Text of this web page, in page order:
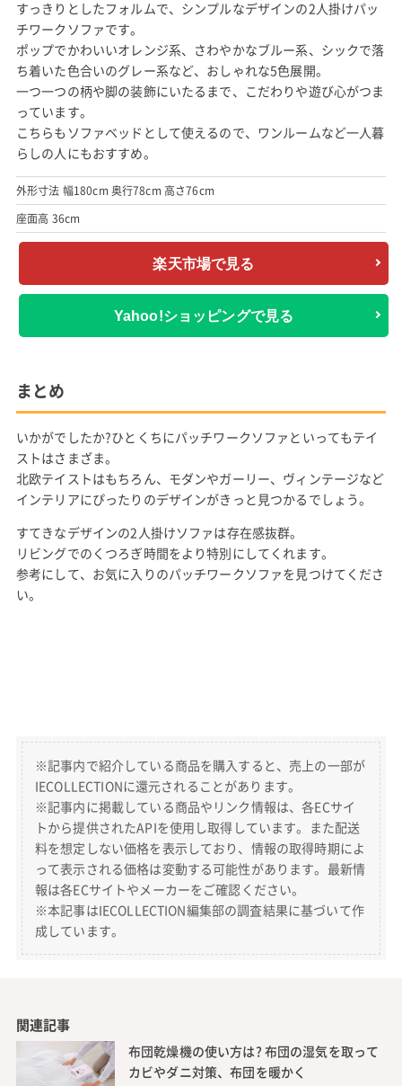
すっきりとしたフォルムで、シンプルなデザインの2人掛けパッ
チワークソファです。
ポップでかわいいオレンジ系、さわやかなブルー系、シックで落
ち着いた色合いのグレー系など、おしゃれな5色展開。
一つ一つの柄や脚の装飾にいたるまで、こだわりや遊び心がつま
っています。
こちらもソファベッドとして使えるので、ワンルームなど一人暮
らしの人にもおすすめ。
外形寸法 幅180cm 奥行78cm 高さ76cm
座面高 36cm
楽天市場で見る
Yahoo!ショッピングで見る
まとめ
いかがでしたか?ひとくちにパッチワークソファといってもテイ
ストはさまざま。
北欧テイストはもちろん、モダンやガーリー、ヴィンテージなど
インテリアにぴったりのデザインがきっと見つかるでしょう。
すてきなデザインの2人掛けソファは存在感抜群。
リビングでのくつろぎ時間をより特別にしてくれます。
参考にして、お気に入りのパッチワークソファを見つけてくださ
い。
※記事内で紹介している商品を購入すると、売上の一部が
IECOLLECTIONに還元されることがあります。
※記事内に掲載している商品やリンク情報は、各ECサイ
トから提供されたAPIを使用し取得しています。また配送
料を想定しない価格を表示しており、情報の取得時期によ
って表示される価格は変動する可能性があります。最新情
報は各ECサイトやメーカーをご確認ください。
※本記事はIECOLLECTION編集部の調査結果に基づいて作
成しています。
関連記事
布団乾燥機の使い方は? 布団の湿気を取って
カビやダニ対策、布団を暖かく